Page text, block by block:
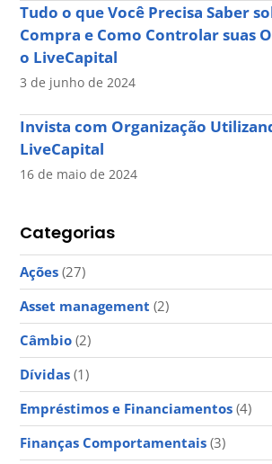
Tudo o que Você Precisa Saber
Compra e Como Controlar suas
o LiveCapital
3 de junho de 2024
Invista com Organização
LiveCapital
16 de maio de 2024
Categorias
Ações (27)
Asset management (2)
Câmbio (2)
Dívidas (1)
Empréstimos e Financiamentos (4)
Finanças Comportamentais (3)